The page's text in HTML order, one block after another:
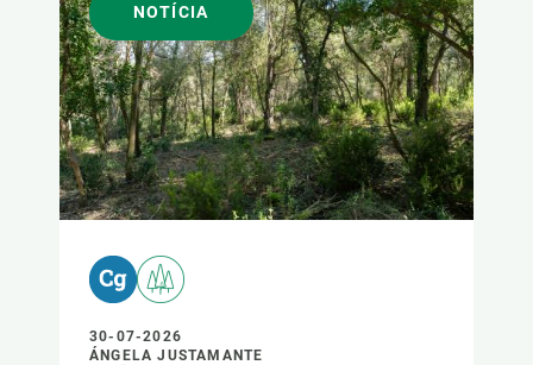
NOTÍCIA
30-07-2026
ÁNGELA JUSTAMANTE